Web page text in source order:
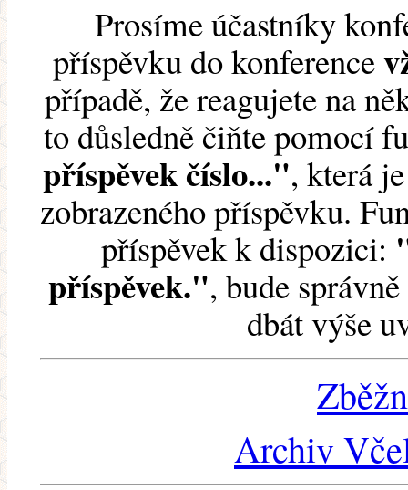
Prosíme účastníky
příspěvku do konference
případě, že reagujete na
to důsledně čiňte pomocí
příspěvek číslo...", která
zobrazeného příspěvku.
příspěvek k dispozici:
příspěvek.", bude
dbát výše
Archiv